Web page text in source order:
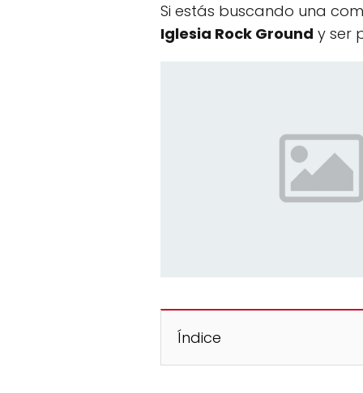
Si estás buscando una
Iglesia Rock Ground y ser
Índice